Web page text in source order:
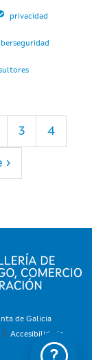
privacidad
3 4
›
de Galicia
Accesibilidade